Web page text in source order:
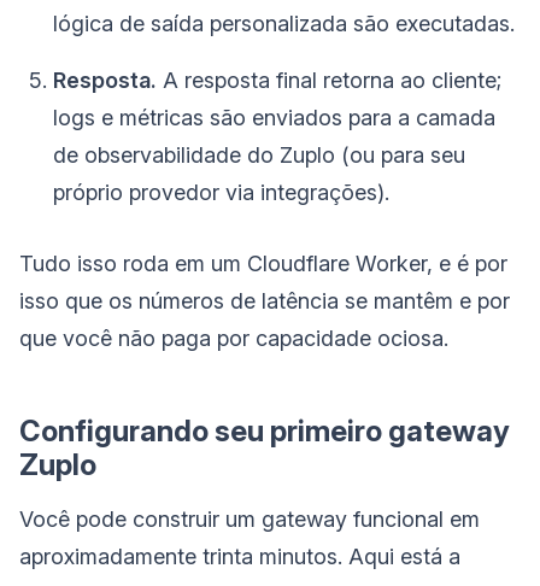
lógica de saída personalizada são executadas.
Resposta. A resposta final retorna ao cliente;
logs e métricas são enviados para a camada
de observabilidade do Zuplo (ou para seu
próprio provedor via integrações).
Tudo isso roda em um Cloudflare Worker, e é por
isso que os números de latência se mantêm e por
que você não paga por capacidade ociosa.
Configurando seu primeiro gateway
Zuplo
Você pode construir um gateway funcional em
aproximadamente trinta minutos. Aqui está a